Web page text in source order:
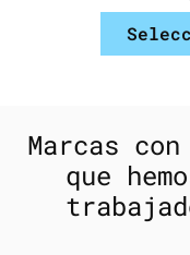
Marcas
que